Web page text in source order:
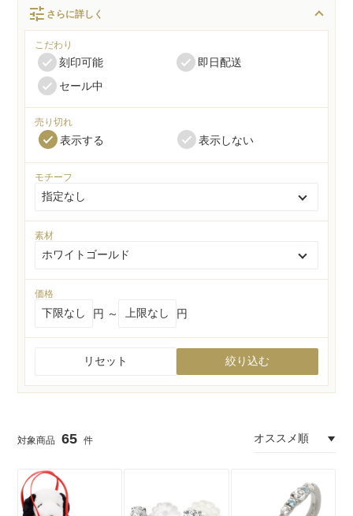
tune さらに詳しく
こだわり
刻印可能
即日配送
セール中
売り切れ
表示する 表示しない
モチーフ
素材
価格
円 ～ 円
リセット 絞り込む
65